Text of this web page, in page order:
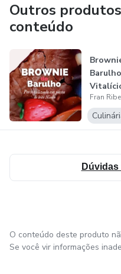
serem reconhecidas pelo
Para mim, criar doces
ensinar pessoas a
profissão, é uma missão
Outros
conteúdo
Fran
O conteúdo deste produto
Se você vir informações